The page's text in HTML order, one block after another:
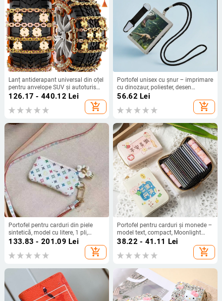
Lanț antiderapant universal din oțel
pentru anvelope SUV și autoturisme
– intervalul de dimensiuni 175–
285, greutate 6.6–7 kg, model:
Universal
126.17 - 440.12 Lei
add_shopping_cart
Portofel unisex cu șnur – imprimare
cu dinozaur, poliester, desen
animație, rezistent la apă, anti-furt
56.62 Lei
add_shopping_cart
Portofel pentru carduri din piele
sintetică, model cu litere, 1 pli,
căptușeală din poliester
133.83 - 201.09 Lei
add_shopping_cart
Portofel pentru carduri și monede –
model text, compact, Moonlight
Moria, minimalist și luxos, PU, Vară
38.22 - 41.11 Lei
add_shopping_cart